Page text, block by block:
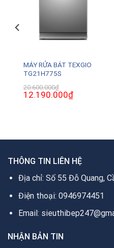
MÁY RỬA BÁT TEXGIO
TG21H775S
20.600.000₫
Giá
gốc
12.190.000₫Giá
hiện
THÔNG TIN LIÊN HỆ
Địa chỉ: Số 55 Đỗ Quang,
Điện thoại: 0946974451
Email:
NHẬN BẢN TIN